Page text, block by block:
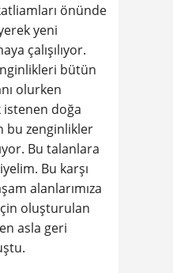
önünde
yeni
çalışılıyor.
bütün
olurken
istenen doğa
bu zenginlikler
Bu talanlara
Bu karşı
alanlarımıza
oluşturulan
asla geri